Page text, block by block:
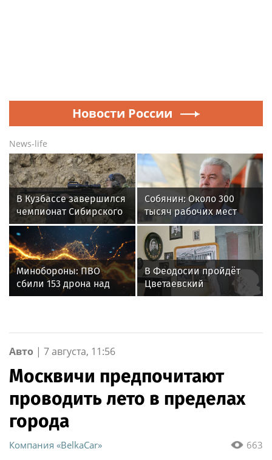
Новости России
News-life
В Кузбассе завершился
чемпионат Сибирского
ордена Жукова округа
Росгвардии по
служебно-боевой
стрельбе
Собянин: Около 300
тысяч рабочих мест
создано в регионах по
московскому заказу
Минобороны: ПВО
сбили 153 дрона над
Россией за ночь 9
В Феодосии пройдёт
Цветаевский
музыкально-
Авто | 7 августа, 11:56
Москвичи предпочитают
проводить лето в пределах
города
663
Компания «BelkaCar»